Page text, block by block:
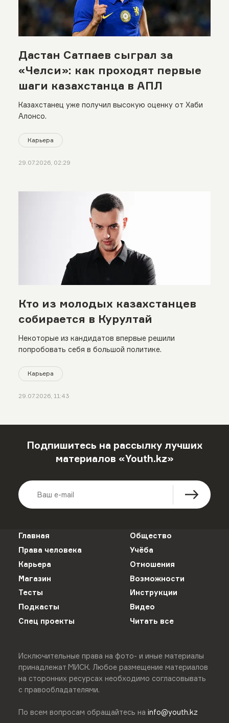
Дастан Сатпаев сыграл за
«Челси»: как проходят первые
шаги казахстанца в АПЛ
Казахстанец уже получил высокую оценку от Хаби
Алонсо.
Карьера
29.07.2026, 02:29
Кто из молодых казахстанцев
собирается в Курултай
Некоторые из кандидатов впервые решили
попробовать себя в большой политике.
Карьера
29.07.2026, 11:43
Подпишитесь на рассылку лучших
материалов «Youth.kz»
Главная
Общество
Права человека
Учёба
Карьера
Отношения
Магазин
Возможности
Тесты
Инструкции
Подкасты
Видео
Спец проекты
Читать все
Исключительные права на фото- и иные материалы
принадлежат МИСК. Любое размещение материалов
на сторонних ресурсах необходимо согласовывать
с правообладателями.
По всем вопросам обращайтесь на info@youth.kz